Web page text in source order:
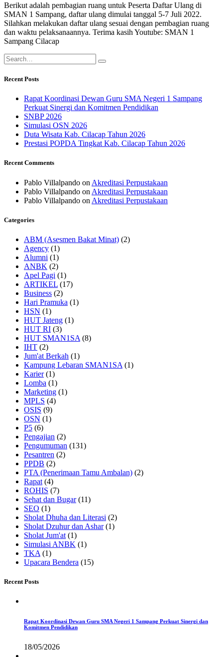
Berikut adalah pembagian ruang untuk Peserta Daftar Ulang di
SMAN 1 Sampang, daftar ulang dimulai tanggal 5-7 Juli 2022.
Silahkan melakukan daftar ulang sesuai dengan pembagian ruang
dan waktu pelaksanaannya. Terima kasih Youtube: SMAN 1
Sampang Cilacap
Recent Posts
Rapat Koordinasi Dewan Guru SMA Negeri 1 Sampang
Perkuat Sinergi dan Komitmen Pendidikan
SNBP 2026
Simulasi OSN 2026
Duta Wisata Kab. Cilacap Tahun 2026
Prestasi POPDA Tingkat Kab. Cilacap Tahun 2026
Recent Comments
Pablo Villalpando on Akreditasi Perpustakaan
Pablo Villalpando on Akreditasi Perpustakaan
Pablo Villalpando on Akreditasi Perpustakaan
Categories
ABM (Asesmen Bakat Minat) (2)
Agency (1)
Alumni (1)
ANBK (2)
Apel Pagi (1)
ARTIKEL (17)
Business (2)
Hari Pramuka (1)
HSN (1)
HUT Jateng (1)
HUT RI (3)
HUT SMAN1SA (8)
IHT (2)
Jum'at Berkah (1)
Kampung Lebaran SMAN1SA (1)
Karier (1)
Lomba (1)
Marketing (1)
MPLS (4)
OSIS (9)
OSN (1)
P5 (6)
Pengajian (2)
Pengumuman (131)
Pesantren (2)
PPDB (2)
PTA (Penerimaan Tamu Ambalan) (2)
Rapat (4)
ROHIS (7)
Sehat dan Bugar (11)
SEO (1)
Sholat Dhuha dan Literasi (2)
Sholat Dzuhur dan Ashar (1)
Sholat Jum'at (1)
Simulasi ANBK (1)
TKA (1)
Upacara Bendera (15)
Recent Posts
Rapat Koordinasi Dewan Guru SMA Negeri 1 Sampang Perkuat Sinergi dan
Komitmen Pendidikan
18/05/2026